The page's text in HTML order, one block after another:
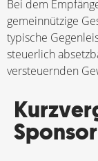
Bei dem
gemeinnützige
typische
steuerlich
versteuernden